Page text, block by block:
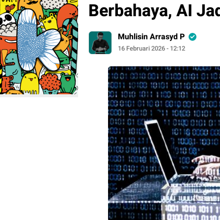
Berbahaya, AI
Muhlisin Arrasyd P
16 Februari 2026 - 12:12